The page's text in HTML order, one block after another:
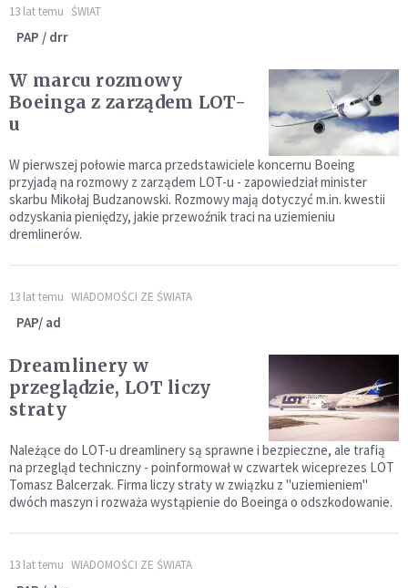
13 lat temu ŚWIAT
PAP / drr
W marcu rozmowy
Boeinga z zarządem LOT-
u
W pierwszej połowie marca przedstawiciele koncernu Boeing
przyjadą na rozmowy z zarządem LOT-u - zapowiedział minister
skarbu Mikołaj Budzanowski. Rozmowy mają dotyczyć m.in. kwestii
odzyskania pieniędzy, jakie przewoźnik traci na uziemieniu
dremlinerów.
13 lat temu WIADOMOŚCI ZE ŚWIATA
PAP/ ad
Dreamlinery w
przeglądzie, LOT liczy
straty
Należące do LOT-u dreamlinery są sprawne i bezpieczne, ale trafią
na przegląd techniczny - poinformował w czwartek wiceprezes LOT
Tomasz Balcerzak. Firma liczy straty w związku z "uziemieniem"
dwóch maszyn i rozważa wystąpienie do Boeinga o odszkodowanie.
13 lat temu WIADOMOŚCI ZE ŚWIATA